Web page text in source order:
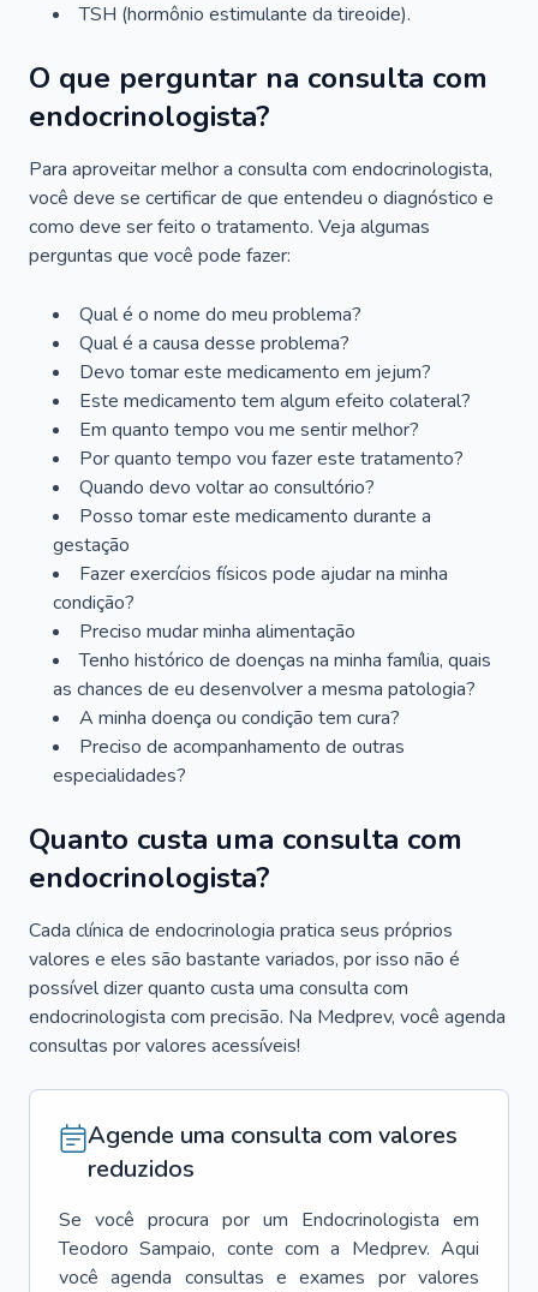
TSH (hormônio estimulante da tireoide).
O que perguntar na consulta com
endocrinologista?
Para aproveitar melhor a consulta com endocrinologista,
você deve se certificar de que entendeu o diagnóstico e
como deve ser feito o tratamento. Veja algumas
perguntas que você pode fazer:
Qual é o nome do meu problema?
Qual é a causa desse problema?
Devo tomar este medicamento em jejum?
Este medicamento tem algum efeito colateral?
Em quanto tempo vou me sentir melhor?
Por quanto tempo vou fazer este tratamento?
Quando devo voltar ao consultório?
Posso tomar este medicamento durante a
gestação
Fazer exercícios físicos pode ajudar na minha
condição?
Preciso mudar minha alimentação
Tenho histórico de doenças na minha família, quais
as chances de eu desenvolver a mesma patologia?
A minha doença ou condição tem cura?
Preciso de acompanhamento de outras
especialidades?
Quanto custa uma consulta com
endocrinologista?
Cada clínica de endocrinologia pratica seus próprios
valores e eles são bastante variados, por isso não é
possível dizer quanto custa uma consulta com
endocrinologista com precisão. Na Medprev, você agenda
consultas por valores acessíveis!
Agende uma consulta com valores
reduzidos
Se você procura por um Endocrinologista em
Teodoro Sampaio, conte com a Medprev. Aqui
você agenda consultas e exames por valores